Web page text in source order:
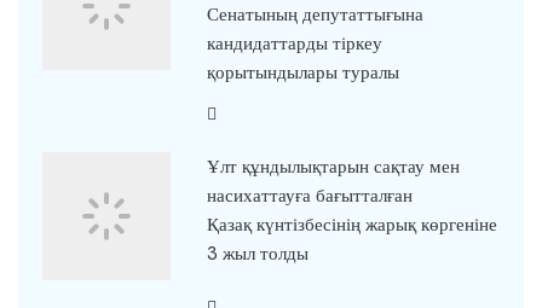
Сенатының депутаттығына
кандидаттарды тіркеу
қорытындылары туралы
Ұлт құндылықтарын сақтау мен
насихаттауға бағытталған
Қазақ күнтізбесінің жарық көргеніне
3 жыл толды